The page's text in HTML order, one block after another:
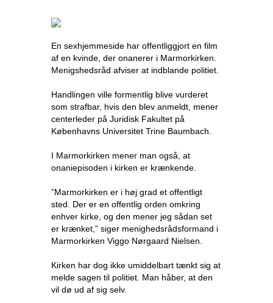
En sexhjemmeside har offentliggjort en film
af en kvinde, der onanerer i Marmorkirken.
Menigshedsråd afviser at indblande politiet.
Handlingen ville formentlig blive vurderet
som strafbar, hvis den blev anmeldt, mener
centerleder på Juridisk Fakultet på
Københavns Universitet Trine Baumbach.
I Marmorkirken mener man også, at
onaniepisoden i kirken er krænkende.
”Marmorkirken er i høj grad et offentligt
sted. Der er en offentlig orden omkring
enhver kirke, og den mener jeg sådan set
er krænket,” siger menighedsrådsformand i
Marmorkirken Viggo Nørgaard Nielsen.
Kirken har dog ikke umiddelbart tænkt sig at
melde sagen til politiet. Man håber, at den
vil dø ud af sig selv.